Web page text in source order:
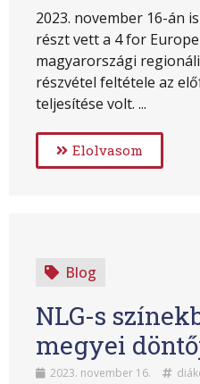
2023. november 16-án
részt vett a 4 for
magyarországi
részvétel feltétele az
teljesítése volt. ...
Elolvasom
Blog
NLG-s
megyei
2023. november 16.